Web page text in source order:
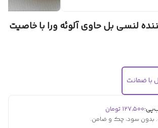
لنسی بل حاوی آلوئه ورا با خاصیت
با ضمانت
۱۲۷٬۵۰۰ تومان